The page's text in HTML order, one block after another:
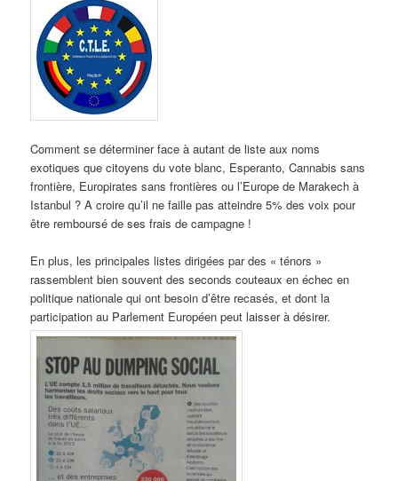
Comment se déterminer face à autant de liste aux noms
exotiques que citoyens du vote blanc, Esperanto, Cannabis sans
frontière, Europirates sans frontières ou l’Europe de Marakech à
Istanbul ? A croire qu’il ne faille pas atteindre 5% des voix pour
être remboursé de ses frais de campagne !
En plus, les principales listes dirigées par des « ténors »
rassemblent bien souvent des seconds couteaux en échec en
politique nationale qui ont besoin d’être recasés, et dont la
participation au Parlement Européen peut laisser à désirer.